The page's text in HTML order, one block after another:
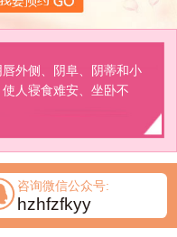
外侧、阴阜、阴蒂和小
人寝食难安、坐卧不
咨询微信公众号:
hzhfzfkyy